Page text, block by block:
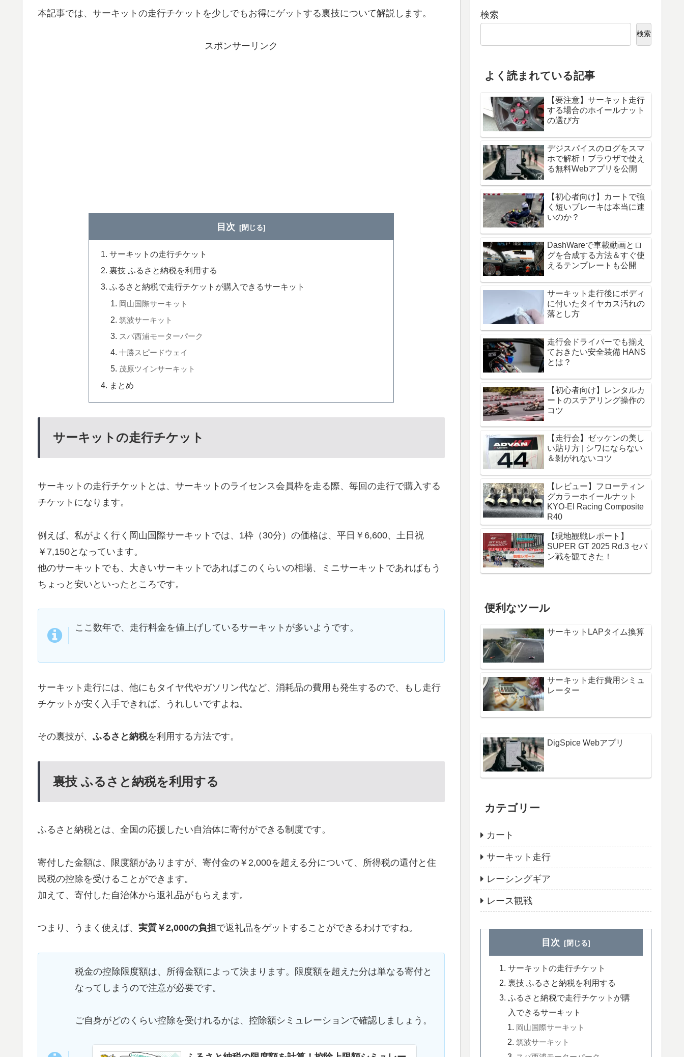
本記事では、サーキットの走行チケットを少しでもお得にゲットする裏技について解説します。
スポンサーリンク
目次
サーキットの走行チケット
裏技 ふるさと納税を利用する
ふるさと納税で走行チケットが購入できるサーキット
岡山国際サーキット
筑波サーキット
スパ西浦モーターパーク
十勝スピードウェイ
茂原ツインサーキット
まとめ
サーキットの走行チケット
サーキットの走行チケットとは、サーキットのライセンス会員枠を走る際、毎回の走行で購入する
チケットになります。
例えば、私がよく行く岡山国際サーキットでは、1枠（30分）の価格は、平日￥6,600、土日祝
￥7,150となっています。
他のサーキットでも、大きいサーキットであればこのくらいの相場、ミニサーキットであればもう
ちょっと安いといったところです。
ここ数年で、走行料金を値上げしているサーキットが多いようです。
サーキット走行には、他にもタイヤ代やガソリン代など、消耗品の費用も発生するので、もし走行
チケットが安く入手できれば、うれしいですよね。
その裏技が、 ふるさと納税を利用する方法です。
裏技 ふるさと納税を利用する
ふるさと納税とは、全国の応援したい自治体に寄付ができる制度です。
寄付した金額は、限度額がありますが、寄付金の￥2,000を超える分について、所得税の還付と住
民税の控除を受けることができます。
加えて、寄付した自治体から返礼品がもらえます。
つまり、うまく使えば、 実質￥2,000の負担で返礼品をゲットすることができるわけですね。
税金の控除限度額は、所得金額によって決まります。限度額を超えた分は単なる寄付と
なってしまうので注意が必要です。
ご自身がどのくらい控除を受けれるかは、控除額シミュレーションで確認しましょう。
検索
検索
よく読まれている記事
【要注意】サーキット走行
する場合のホイールナット
の選び方
デジスパイスのログをスマ
ホで解析！ブラウザで使え
る無料Webアプリを公開
【初心者向け】カートで強
く短いブレーキは本当に速
いのか？
DashWareで車載動画とロ
グを合成する方法＆すぐ使
えるテンプレートも公開
サーキット走行後にボディ
に付いたタイヤカス汚れの
落とし方
走行会ドライバーでも揃え
ておきたい安全装備 HANS
とは？
【初心者向け】レンタルカ
ートのステアリング操作の
コツ
【走行会】ゼッケンの美し
い貼り方 | シワにならない
＆剝がれないコツ
【レビュー】フローティン
グカラーホイールナット
KYO-EI Racing Composite
R40
【現地観戦レポート】
SUPER GT 2025 Rd.3 セパ
ン戦を観てきた！
便利なツール
サーキットLAPタイム換算
サーキット走行費用シミュ
レーター
DigSpice Webアプリ
カテゴリー
カート
サーキット走行
レーシングギア
レース観戦
目次
サーキットの走行チケット
裏技 ふるさと納税を利用する
ふるさと納税で走行チケットが購
入できるサーキット
岡山国際サーキット
筑波サーキット